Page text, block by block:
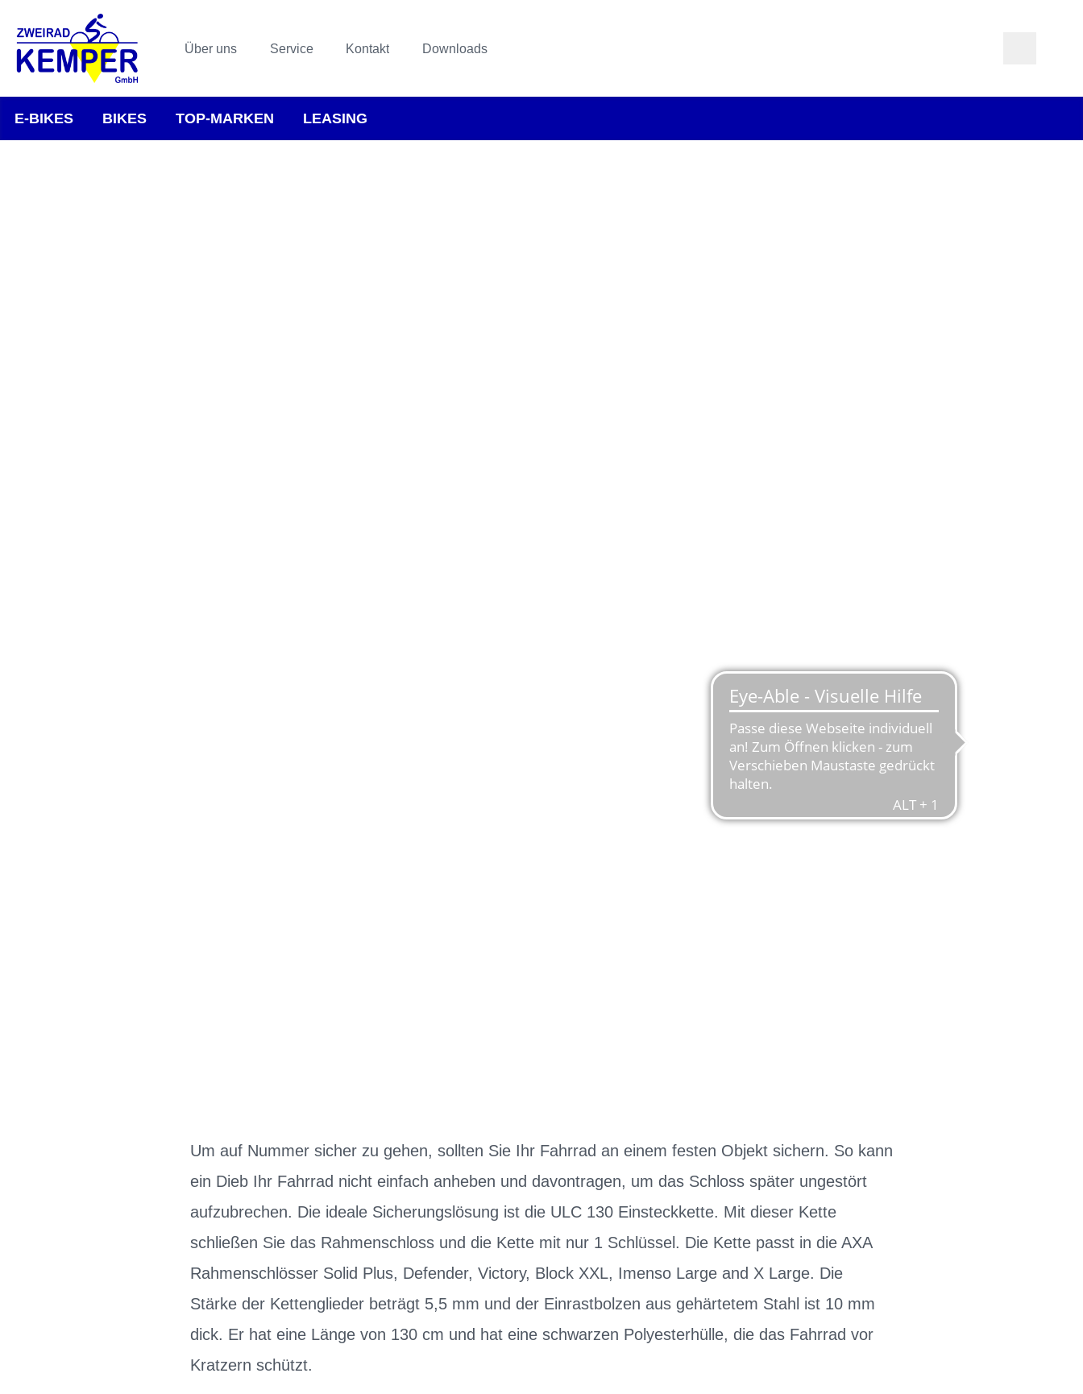
Über uns Service Kontakt Downloads
E-BIKES BIKES TOP-MARKEN LEASING
Um auf Nummer sicher zu gehen, sollten Sie Ihr Fahrrad an einem festen Objekt sichern. So kann
ein Dieb Ihr Fahrrad nicht einfach anheben und davontragen, um das Schloss später ungestört
aufzubrechen. Die ideale Sicherungslösung ist die ULC 130 Einsteckkette. Mit dieser Kette
schließen Sie das Rahmenschloss und die Kette mit nur 1 Schlüssel. Die Kette passt in die AXA
Rahmenschlösser Solid Plus, Defender, Victory, Block XXL, Imenso Large and X Large. Die
Stärke der Kettenglieder beträgt 5,5 mm und der Einrastbolzen aus gehärtetem Stahl ist 10 mm
dick. Er hat eine Länge von 130 cm und hat eine schwarzen Polyesterhülle, die das Fahrrad vor
Kratzern schützt.